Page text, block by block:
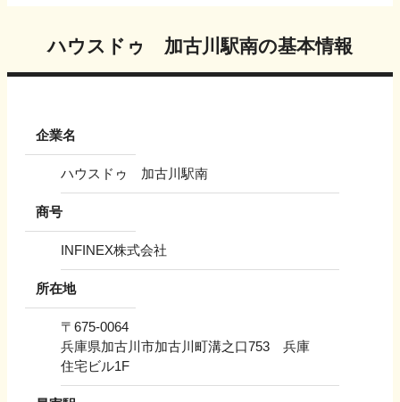
ハウスドゥ 加古川駅南の基本情報
企業名
ハウスドゥ 加古川駅南
商号
INFINEX株式会社
所在地
〒 675-0064
兵庫県加古川市加古川町溝之口753 兵庫
住宅ビル1F